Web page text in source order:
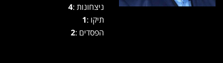
ניצחונות :4
תיקו :1
הפסדים :2